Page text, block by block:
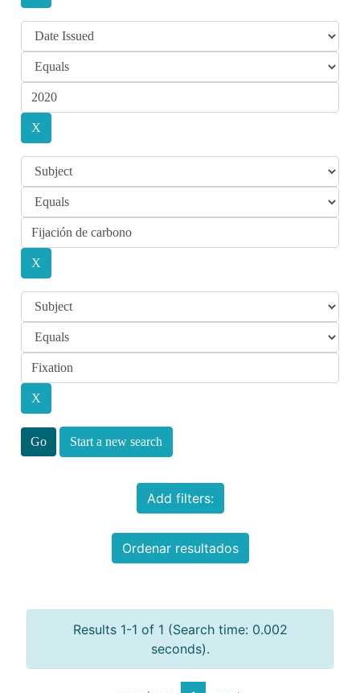
Start a new search
Add filters:
Ordenar resultados
Results 1-1 of 1 (Search time: 0.002
seconds).